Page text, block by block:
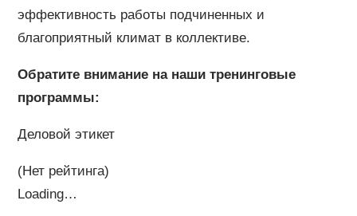
эффективность работы подчиненных и
благоприятный климат в коллективе.
Обратите внимание на наши тренинговые
программы:
Деловой этикет
(Нет рейтинга)
Loading…